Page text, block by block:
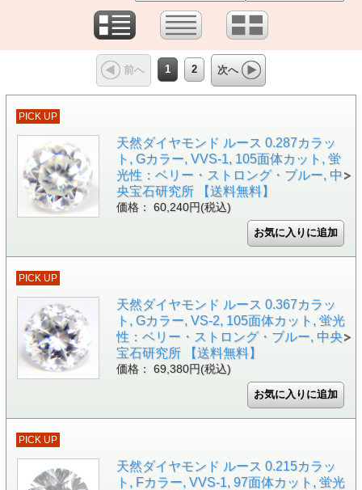
前へ 1 2 次へ
PICK UP
天然ダイヤモンド ルース 0.287カラッ
ト, Gカラー, VVS-1, 105面体カット, 蛍
光性：ベリー・ストロング・ブルー, 中
央宝石研究所 【送料無料】
価格： 60,240円(税込)
PICK UP
天然ダイヤモンド ルース 0.367カラッ
ト, Gカラー, VS-2, 105面体カット, 蛍光
性：ベリー・ストロング・ブルー, 中央
宝石研究所 【送料無料】
価格： 69,380円(税込)
PICK UP
天然ダイヤモンド ルース 0.215カラッ
ト, Fカラー, VVS-1, 97面体カット, 蛍光